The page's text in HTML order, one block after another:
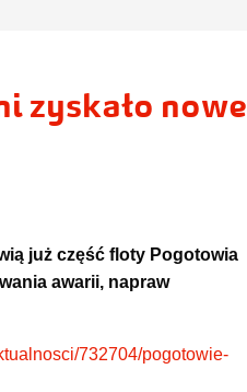
zyskało nowe
już część floty Pogotowia
awarii, napraw
732704/pogotowie-